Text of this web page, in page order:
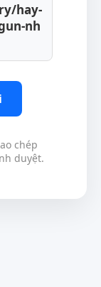
hay-
nh
chép
duyệt.